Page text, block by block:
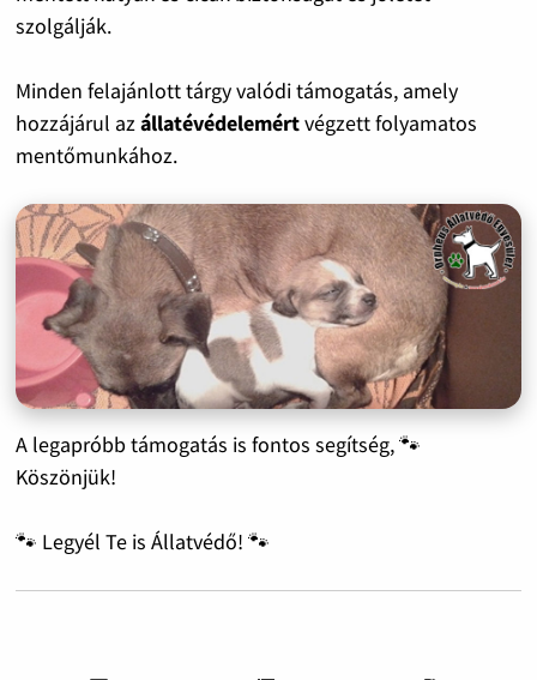
szolgálják.
Minden felajánlott tárgy valódi támogatás, amely
hozzájárul azállatévédelemértvégzett folyamatos
mentőmunkához.
A legapróbb támogatás is fontos segítség, 🐾
Köszönjük!
🐾 Legyél Te is Állatvédő! 🐾